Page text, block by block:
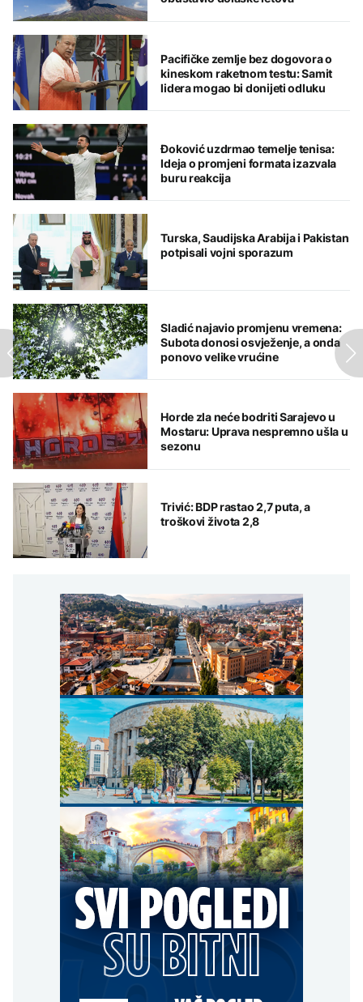
Pacifičke zemlje bez dogovora o
kineskom raketnom testu: Samit
lidera mogao bi donijeti odluku
Đoković uzdrmao temelje tenisa:
Ideja o promjeni formata izazvala
buru reakcija
Turska, Saudijska Arabija i Pakistan
potpisali vojni sporazum
Sladić najavio promjenu vremena:
Subota donosi osvježenje, a onda
ponovo velike vrućine
Horde zla neće bodriti Sarajevo u
Mostaru: Uprava nespremno ušla u
sezonu
Trivić: BDP rastao 2,7 puta, a
troškovi života 2,8